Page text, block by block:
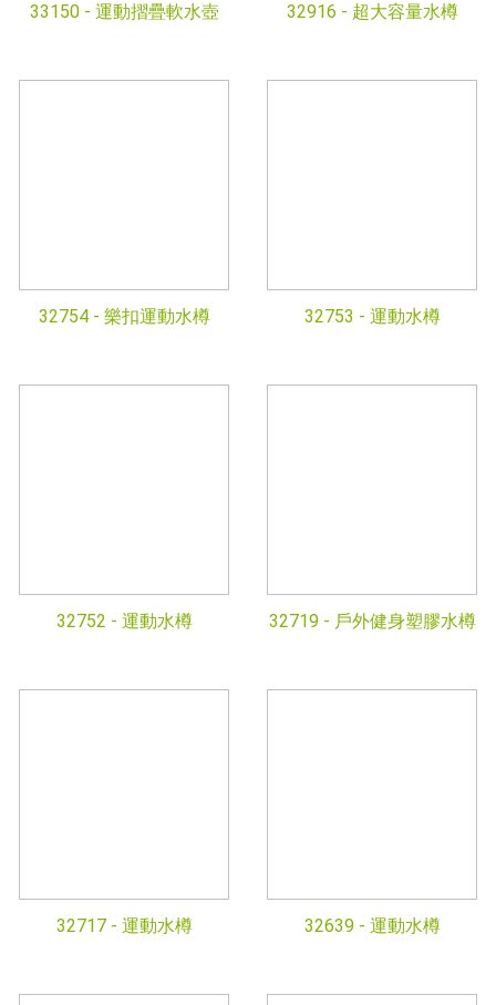
33150 - 運動摺疊軟水壺 32916 - 超大容量水樽
32754 - 樂扣運動水樽 32753 - 運動水樽
32752 - 運動水樽 32719 - 戶外健身塑膠水樽
32717 - 運動水樽 32639 - 運動水樽